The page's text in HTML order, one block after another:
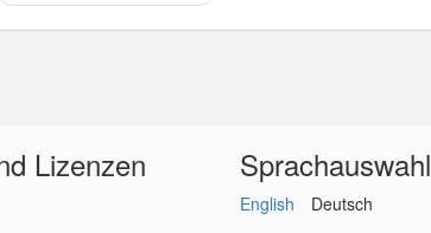
Lizenzen Sprachauswahl
English Deutsch